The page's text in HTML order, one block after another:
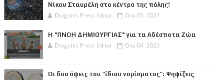
Νίκου Σταυρέλη στο κέντρο της πόλης!
Diogenis Press Editor Οκτ 05, 2023
Η "ΠΝΟΗ ΔΗΜΙΟΥΡΓΙΑΣ" για τα Αδέσποτα Ζώα
Diogenis Press Editor Οκτ 04, 2023
Οι δυο όψεις του “ίδιου νομίσματος”: Ψηφίζεις